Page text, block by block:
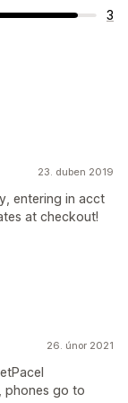
3
23. duben 2019
entering in acct
at checkout!
26. únor 2021
phones go to